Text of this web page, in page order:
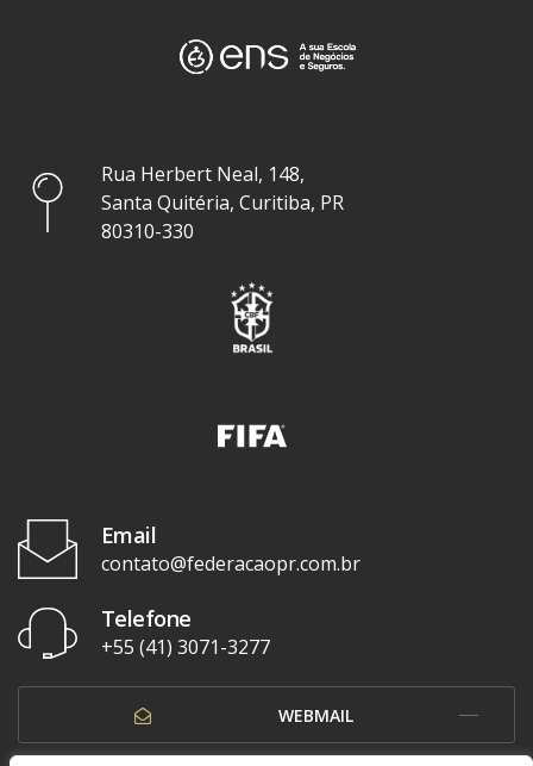
Rua Herbert Neal, 148,
Santa Quitéria, Curitiba, PR
80310-330
Email
contato@federacaopr.com.br
Telefone
+55 (41) 3071-3277
WEBMAIL